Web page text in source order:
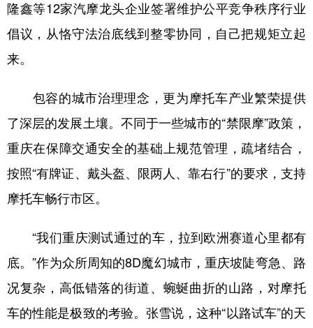
隆鑫等12家汽摩龙头企业签署维护公平竞争秩序行业
倡议，从恪守法治底线到整零协同，自己把规矩立起
来。
包容的城市治理理念，更为摩托车产业繁荣提供
了深层的发展土壤。不同于一些城市的“禁限摩”政策，
重庆在保障交通安全的基础上规范管理，疏堵结合，
按照“有牌证、戴头盔、限两人、靠右行”的要求，支持
摩托车畅行市区。
“我们重庆测试通过的车，拉到欧洲赛道心里都有
底。”作为众所周知的8D魔幻城市，重庆坡陡弯急、路
况复杂，高低错落的街道、蜿蜒曲折的山路，对摩托
车的性能是极致的考验。张雪说，这种“以路试车”的天